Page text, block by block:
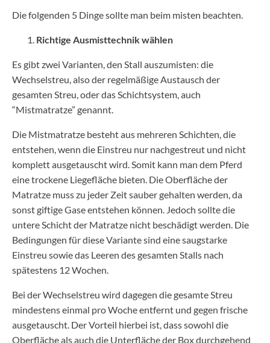
Die folgenden 5 Dinge sollte man beim misten beachten.
Richtige Ausmisttechnik wählen
Es gibt zwei Varianten, den Stall auszumisten: die
Wechselstreu, also der regelmäßige Austausch der
gesamten Streu, oder das Schichtsystem, auch
“Mistmatratze” genannt.
Die Mistmatratze besteht aus mehreren Schichten, die
entstehen, wenn die Einstreu nur nachgestreut und nicht
komplett ausgetauscht wird. Somit kann man dem Pferd
eine trockene Liegefläche bieten. Die Oberfläche der
Matratze muss zu jeder Zeit sauber gehalten werden, da
sonst giftige Gase entstehen können. Jedoch sollte die
untere Schicht der Matratze nicht beschädigt werden. Die
Bedingungen für diese Variante sind eine saugstarke
Einstreu sowie das Leeren des gesamten Stalls nach
spätestens 12 Wochen.
Bei der Wechselstreu wird dagegen die gesamte Streu
mindestens einmal pro Woche entfernt und gegen frische
ausgetauscht. Der Vorteil hierbei ist, dass sowohl die
Oberfläche als auch die Unterfläche der Box durchgehend